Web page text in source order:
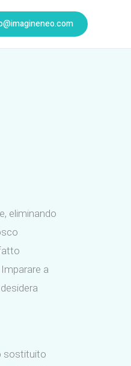
eliminando
a
sostituito